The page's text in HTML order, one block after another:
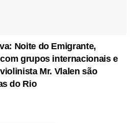
Noite do Emigrante,
grupos internacionais e
Mr. Vlalen são
do Rio